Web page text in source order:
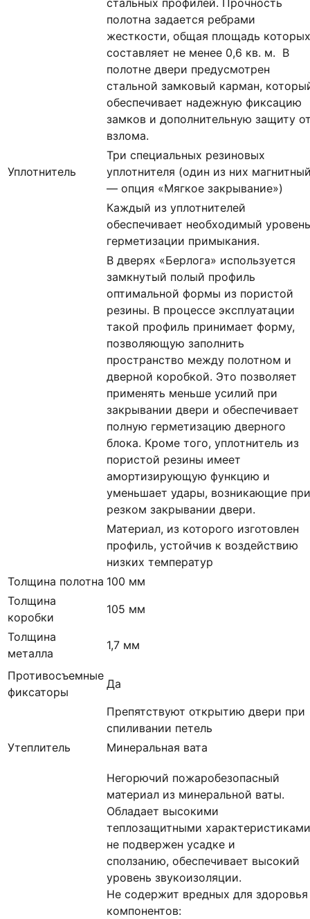
полотна задается ребрами
жесткости, общая площадь которых
составляет не менее 0,6 кв. м. В
полотне двери предусмотрен
стальной замковый карман,
обеспечивает надежную фиксацию
замков и дополнительную защиту
взлома.
Уплотнитель
Три специальных резиновых
уплотнителя (один из них
— опция «Мягкое закрывание»)
Каждый из уплотнителей
обеспечивает необходимый уровень
герметизации примыкания.
В дверях «Берлога» используется
замкнутый полый профиль
оптимальной формы из пористой
резины. В процессе эксплуатации
такой профиль принимает форму,
позволяющую заполнить
пространство между полотном и
дверной коробкой. Это позволяет
применять меньше усилий при
закрывании двери и обеспечивает
полную герметизацию дверного
блока. Кроме того, уплотнитель из
пористой резины имеет
амортизирующую функцию и
уменьшает удары, возникающие при
резком закрывании двери.
Материал, из которого изготовлен
профиль, устойчив к воздействию
низких температур
Толщина полотна 100 мм
Толщина
коробки
105 мм
Толщина
металла
1,7 мм
Противосъемные
фиксаторы
Да
Препятствуют открытию двери при
спиливании петель
Утеплитель
Минеральная вата
Негорючий пожаробезопасный
материал из минеральной ваты.
Обладает высокими
теплозащитными
не подвержен усадке и
сползанию, обеспечивает высокий
уровень звукоизоляции.
Не содержит вредных для здоровья
компонентов: